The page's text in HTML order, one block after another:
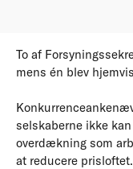
To af
mens én blev
selskaberne ikke
overdækning som
at reducere